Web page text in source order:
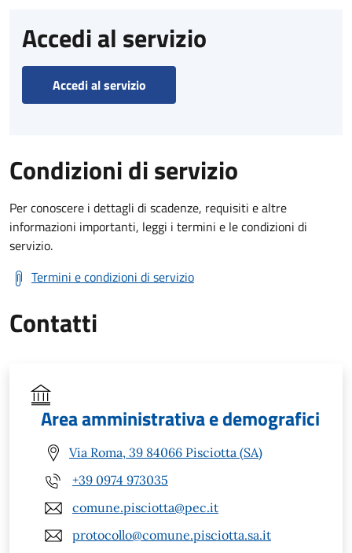
Accedi al servizio
Accedi al servizio
Condizioni di servizio
Per conoscere i dettagli di scadenze, requisiti e altre
informazioni importanti, leggi i termini e le condizioni di
servizio.
Termini e condizioni di servizio
Contatti
Area amministrativa e demografici
Via Roma, 39 84066 Pisciotta (SA)
+39 0974 973035
comune.pisciotta@pec.it
protocollo@comune.pisciotta.sa.it